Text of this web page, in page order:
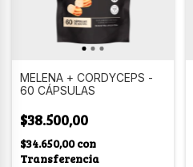
MELENA + CORDYCEPS -
60 CÁPSULAS
$38.500,00
$34.650,00con
Transferencia